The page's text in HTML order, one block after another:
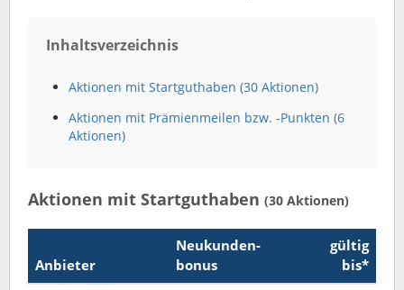
Inhaltsverzeichnis
Aktionen mit Startguthaben (30 Aktionen)
Aktionen mit Prämienmeilen bzw. -Punkten (6
Aktionen)
Aktionen mit Startguthaben (30 Aktionen)
Anbieter
Neukunden­
bonus
gültig
bis*